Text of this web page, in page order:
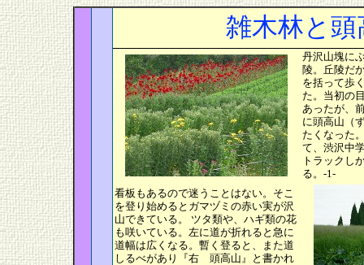
雑木林と
丹沢山塊に
陵。丘陵だ
を括って歩
た。当初の
あったが、
に頭高山（
たくなった
て、渋沢中
トラックし
る。-1-
看板もあるので迷うことはない。 そこ
を登り始めるとガマヅミの赤い実が沢
山できている。 ツタ類や、ハギ類の花
も咲いている。左に道が折れると急に
道幅は広くなる。暫く登ると、また道
しるべがあり『右 頭高山』と書かれ